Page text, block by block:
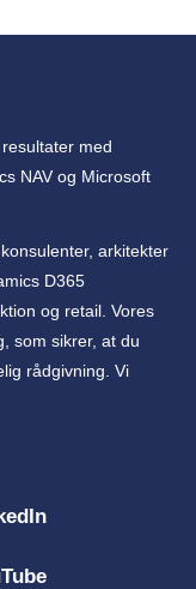
med
NAV og Microsoft
arkitekter
D365
og retail. Vores
som sikrer, at du
rådgivning. Vi